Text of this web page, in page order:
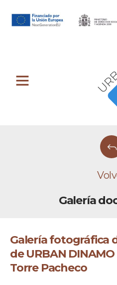
Galería
Galería fotográfica
de URBAN DINAMO
Torre Pacheco